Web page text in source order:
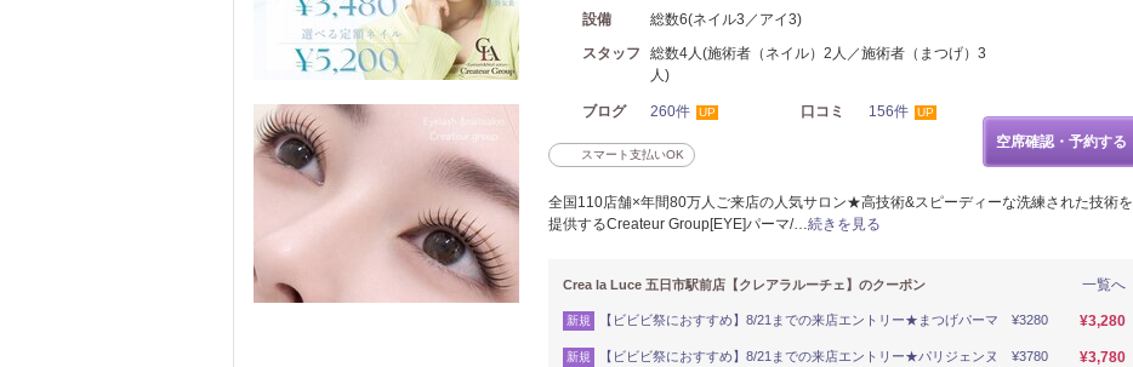
設備
総数6(ネイル3／アイ3)
スタッフ
総数4人(施術者（ネイル）2人／施術者（まつげ）3
人)
ブログ 260件 UP 口コミ 156件 UP
スマート支払いOK
空席確認・予約する
全国110店舗×年間80万人ご来店の人気サロン★高技術&スピーディーな洗練された技術を
提供するCreateur Group[EYE]パーマ/…続きを見る
一覧へ
Crea la Luce 五日市駅前店【クレアラルーチェ】のクーポン
新規 【ビビビ祭におすすめ】8/21までの来店エントリー★まつげパーマ ¥3280 ¥3,280
新規 【ビビビ祭におすすめ】8/21までの来店エントリー★パリジェンヌ ¥3780 ¥3,780